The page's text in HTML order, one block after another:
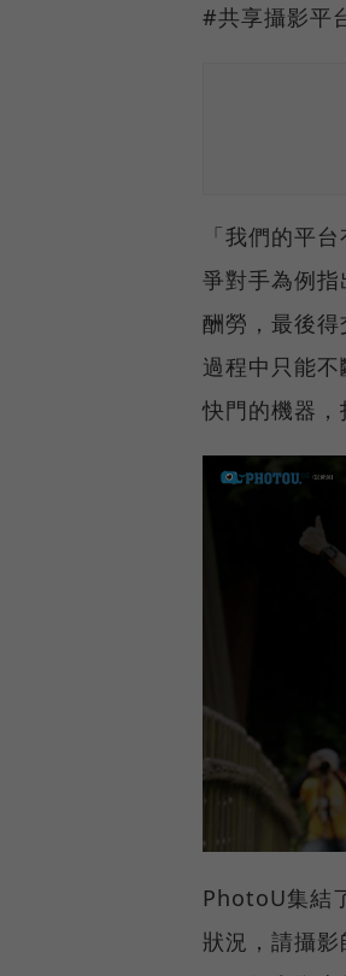
#共享攝影平
「我們的平
爭對手為例
酬勞，最後
過程中只能
快門的機器，
PhotoU集結
狀況，請攝